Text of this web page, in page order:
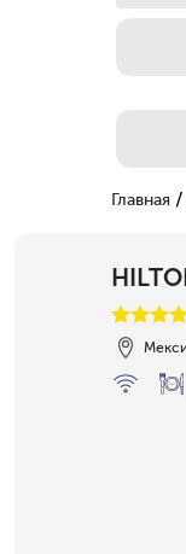
Главная /